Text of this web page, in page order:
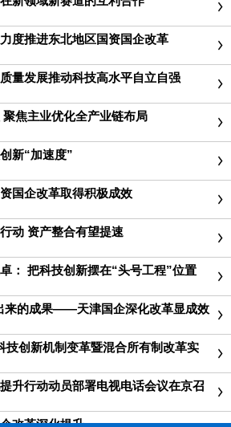
度推进东北地区国资国企改革
量发展推动科技高水平自立自强
焦主业优化全产业链布局
新“加速度”
国企改革取得积极成效
动 资产整合有望提速
： 把科技创新摆在“头号工程”位置
来的成果——天津国企深化改革显成效
技创新机制变革暨混合所有制改革实
升行动动员部署电视电话会议在京召